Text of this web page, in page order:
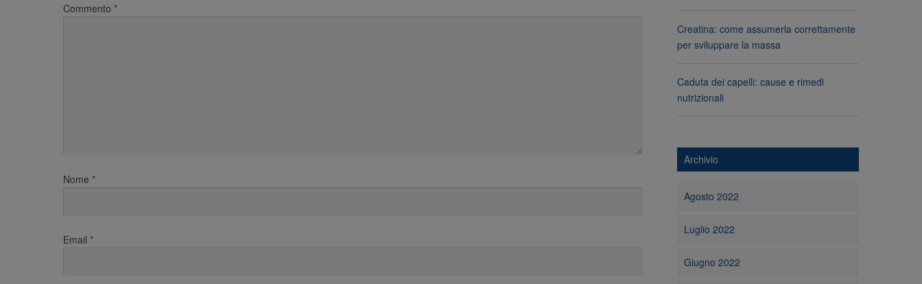
Commento *
Nome *
Email *
Creatina: come assumerla correttamente
per sviluppare la massa
Caduta dei capelli: cause e rimedi
nutrizionali
Archivio
Agosto 2022
Luglio 2022
Giugno 2022